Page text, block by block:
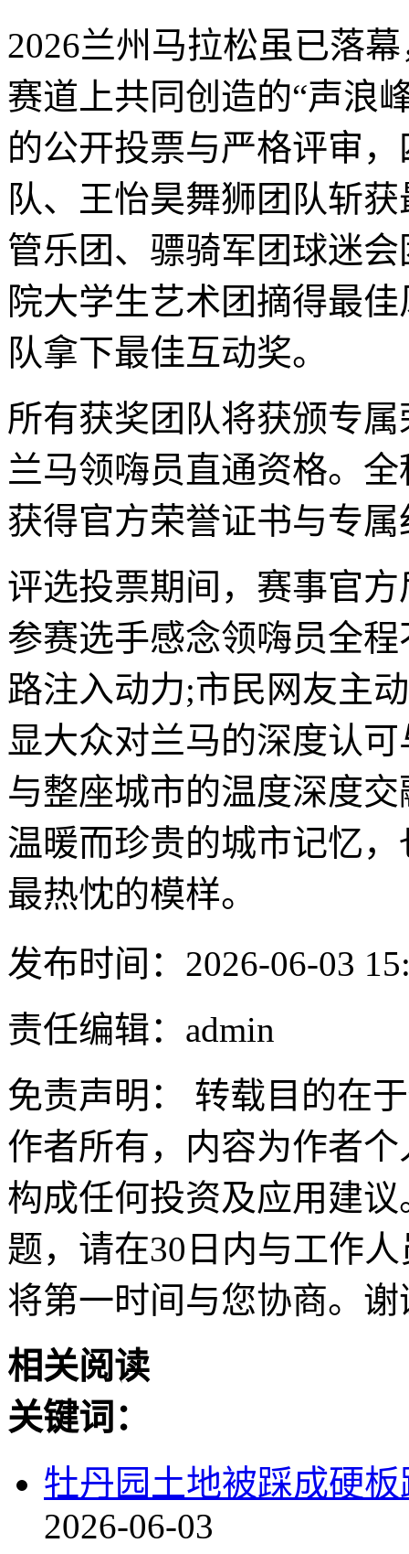
2026兰州马拉松虽已落
赛道上共同创造的“声浪
的公开投票与严格评审
队、王怡昊舞狮团队斩
管乐团、骠骑军团球迷
院大学生艺术团摘得最
队拿下最佳互动奖。
所有获奖团队将获颁专
兰马领嗨员直通资格。
获得官方荣誉证书与专
评选投票期间，赛事官
参赛选手感念领嗨员全
路注入动力;市民网友主
显大众对兰马的深度认
与整座城市的温度深度
温暖而珍贵的城市记忆
最热忱的模样。
发布时间：2026-06-03
责任编辑：admin
免责声明： 转载目的在
作者所有，内容为作者
构成任何投资及应用建
题，请在30日内与工作
将第一时间与您协商。
相关阅读
关键词：
牡丹园土地被踩成硬
2026-06-03